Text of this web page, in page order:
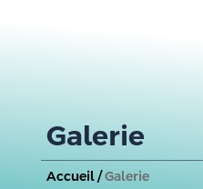
Galerie
Accueil /Galerie